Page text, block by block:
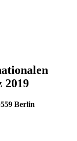
2019
Berlin